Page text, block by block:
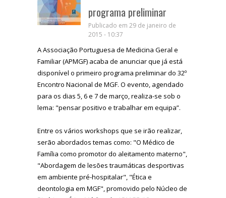
programa preliminar
Publicado em 29 de janeiro de
2015 - 10:37
A Associação Portuguesa de Medicina Geral e
Familiar (APMGF) acaba de anunciar que já está
disponível o primeiro programa preliminar do 32º
Encontro Nacional de MGF. O evento, agendado
para os dias 5, 6 e 7 de março, realiza-se sob o
lema: "pensar positivo e trabalhar em equipa”.
Entre os vários workshops que se irão realizar,
serão abordados temas como: "O Médico de
Família como promotor do aleitamento materno",
"Abordagem de lesões traumáticas desportivas
em ambiente pré-hospitalar", "Ética e
deontologia em MGF", promovido pelo Núcleo de